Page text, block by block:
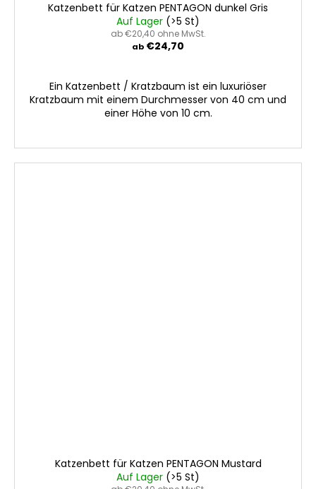
Katzenbett für Katzen PENTAGON dunkel Gris
Auf Lager (>5 St)
ab €20,40 ohne MwSt.
ab €24,70
Ein Katzenbett / Kratzbaum ist ein luxuriöser
Kratzbaum mit einem Durchmesser von 40 cm und
einer Höhe von 10 cm.
Katzenbett für Katzen PENTAGON Mustard
Auf Lager (>5 St)